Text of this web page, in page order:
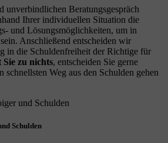
unverbindlichen Beratungsgespräch
Ihrer individuellen Situation die
und Lösungsmöglichkeiten, um in
Anschließend entscheiden wir
in die Schuldenfreiheit der Richtige für
zu nichts, entscheiden Sie gerne
schnellsten Weg aus den Schulden gehen
Schulden